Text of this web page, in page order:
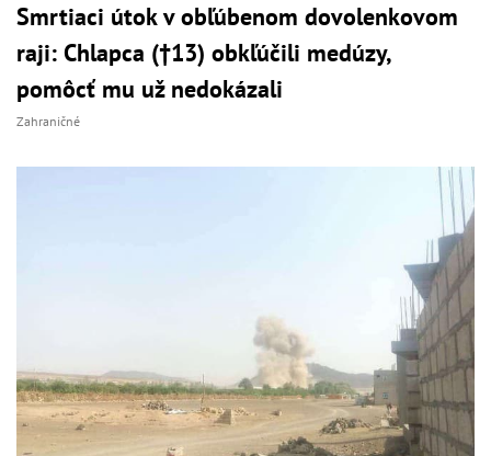
Smrtiaci útok v obľúbenom dovolenkovom
raji: Chlapca (†13) obkľúčili medúzy,
pomôcť mu už nedokázali
Zahraničné